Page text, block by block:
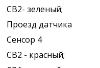
СВ2- зеленый;
Проезд датчика
Сенсор 4
СВ2 - красный;